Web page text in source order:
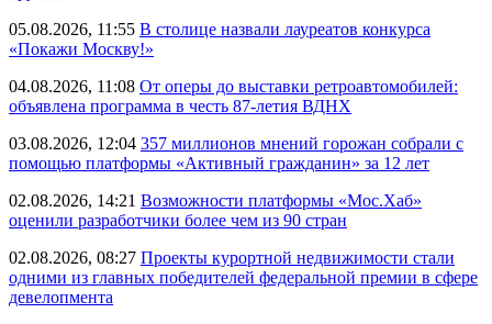
05.08.2026, 11:55 В столице назвали лауреатов конкурса
«Покажи Москву!»
04.08.2026, 11:08 От оперы до выставки ретроавтомобилей:
объявлена программа в честь 87-летия ВДНХ
03.08.2026, 12:04 357 миллионов мнений горожан собрали с
помощью платформы «Активный гражданин» за 12 лет
02.08.2026, 14:21 Возможности платформы «Мос.Хаб»
оценили разработчики более чем из 90 стран
02.08.2026, 08:27 Проекты курортной недвижимости стали
одними из главных победителей федеральной премии в сфере
девелопмента